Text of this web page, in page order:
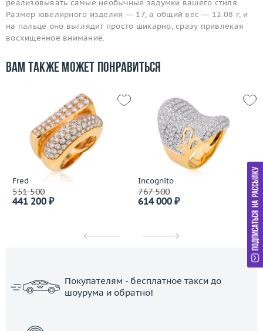
реализовывать самые необычные задумки вашего стиля.
Размер ювелирного изделия — 17, а общий вес — 12.08 г, и
на пальце оно выглядит просто шикарно, сразу привлекая
восхищенное внимание.
Вам также может понравиться
Fred
551 500
441 200 ₽
Incognito
767 500
614 000 ₽
Покупателям - бесплатное такси до
шоурума и обратно!